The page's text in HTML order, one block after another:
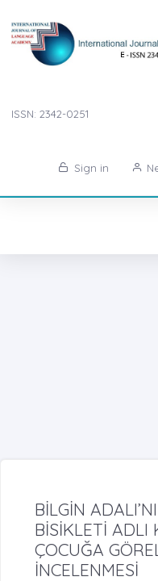
ISSN: 2342-0251
Sign in
BİLGİN
BİSİKLETİ ADLI
ÇOCUĞA
İNCELENMESİ